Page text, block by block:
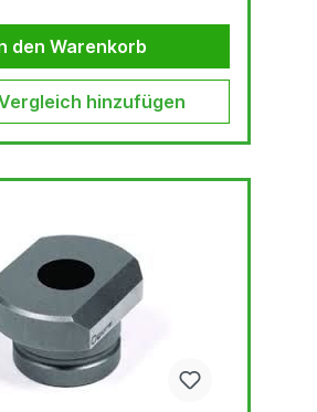
Ø 6,0 - 20,0
3,0 - 6,0 mm Stanzzeit: ca. 4
Sekunden Lieferumfang OGURA...
den Warenkorb
hinzufügen